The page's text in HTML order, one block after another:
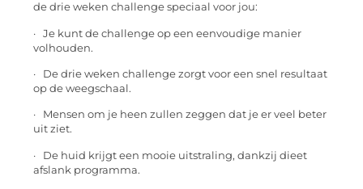
de drie weken challenge speciaal voor jou:
· Je kunt de challenge op een eenvoudige manier
volhouden.
· De drie weken challenge zorgt voor een snel resultaat
op de weegschaal.
· Mensen om je heen zullen zeggen dat je er veel beter
uit ziet.
· De huid krijgt een mooie uitstraling, dankzij dieet
afslank programma.